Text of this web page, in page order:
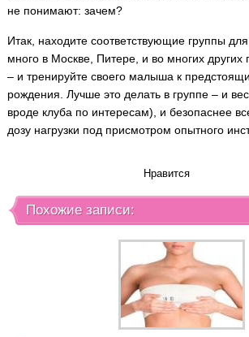
не понимают: зачем?
Итак, находите соответствующие группы
много в Москве, Питере, и во многих других
– и тренируйте своего малыша к
рождения. Лучше это делать в группе – и
вроде клуба по интересам), и безопаснее
дозу нагрузки под присмотром опытного
Нравится
Похожие записи: